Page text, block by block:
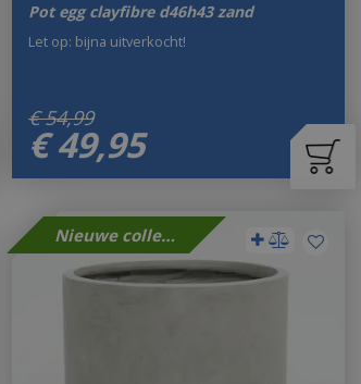
Pot egg clayfibre d46h43 zand
€ 54,99
€ 49,95
Let op: bijna uitverkocht!
Nieuwe collectie